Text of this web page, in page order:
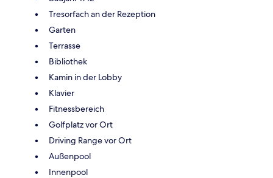
Tresorfach an der Rezeption
Garten
Terrasse
Bibliothek
Kamin in der Lobby
Klavier
Fitnessbereich
Golfplatz vor Ort
Driving Range vor Ort
Außenpool
Innenpool